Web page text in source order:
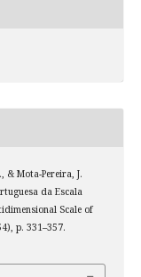
& Mota-Pereira, J.
da Escala
Scale of
p. 331–357.